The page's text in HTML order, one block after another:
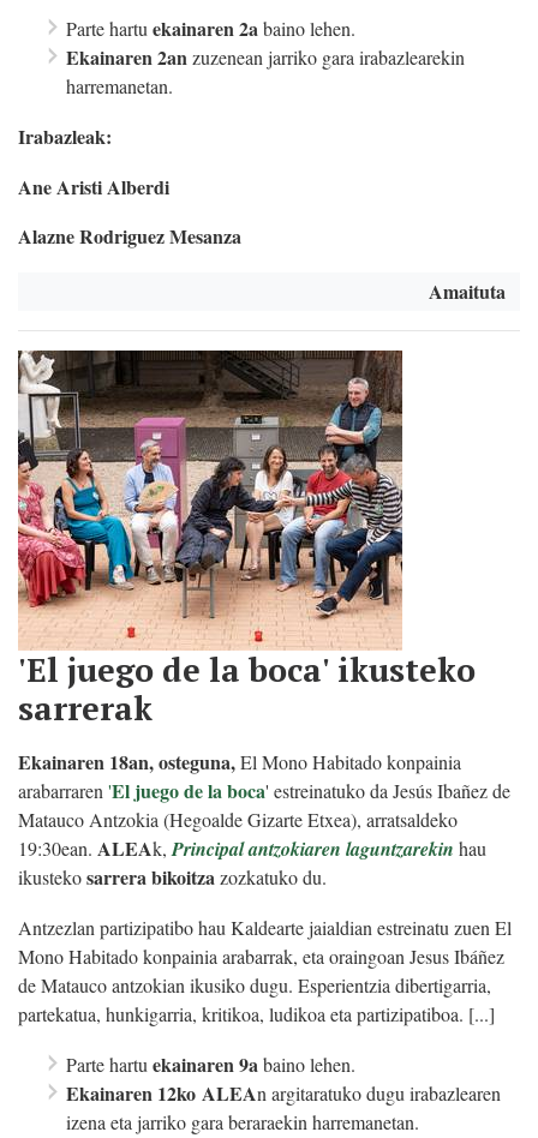
Parte hartuekainaren 2abaino lehen.
Ekainaren 2anzuzenean jarriko gara irabazlearekin
harremanetan.
Irabazleak:
Ane Aristi Alberdi
Alazne Rodriguez Mesanza
Amaituta
'El juego de la boca' ikusteko
sarrerak
Ekainaren 18an, osteguna,El Mono Habitado konpainia
arabarraren'El juego de la boca' estreinatuko da Jesús Ibañez de
Matauco Antzokia (Hegoalde Gizarte Etxea), arratsaldeko
19:30ean. ALEAk,Principal antzokiaren laguntzarekin hau
ikustekosarrera bikoitzazozkatuko du.
Antzezlan partizipatibo hau Kaldearte jaialdian estreinatu zuen El
Mono Habitado konpainia arabarrak, eta oraingoan Jesus Ibáñez
de Matauco antzokian ikusiko dugu. Esperientzia dibertigarria,
partekatua, hunkigarria, kritikoa, ludikoa eta partizipatiboa. [...]
Parte hartu ekainaren 9a baino lehen.
Ekainaren 12ko ALEAn argitaratuko dugu irabazlearen
izena eta jarriko gara beraraekin harremanetan.